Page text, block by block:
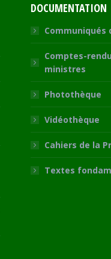
DOCUMENTATION
Communiqués
Comptes-
ministres
Photothèque
Vidéothèque
Cahiers de la
Textes